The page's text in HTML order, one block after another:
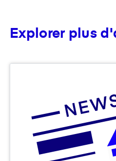
Explorer plus